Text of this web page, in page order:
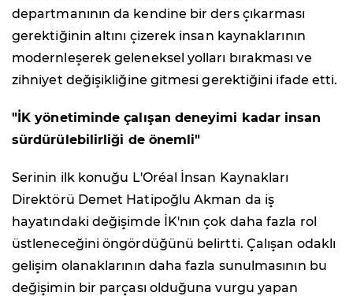
departmanının da kendine bir ders çıkarması
gerektiğinin altını çizerek insan kaynaklarının
modernleşerek geleneksel yolları bırakması ve
zihniyet değişikliğine gitmesi gerektiğini ifade etti.
"İK yönetiminde çalışan deneyimi kadar insan
sürdürülebilirliği de önemli"
Serinin ilk konuğu L'Oréal İnsan Kaynakları
Direktörü Demet Hatipoğlu Akman da iş
hayatındaki değişimde İK'nın çok daha fazla rol
üstleneceğini öngördüğünü belirtti. Çalışan odaklı
gelişim olanaklarının daha fazla sunulmasının bu
değişimin bir parçası olduğuna vurgu yapan